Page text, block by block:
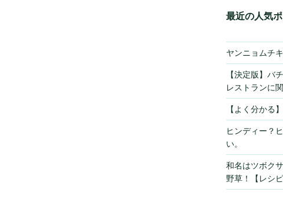
最近の人気ポ
ヤンニョムチ
【決定版】バ
レストランに
【よく分かる
ヒンディー？
い。
和名はツボク
野草！【レシピ